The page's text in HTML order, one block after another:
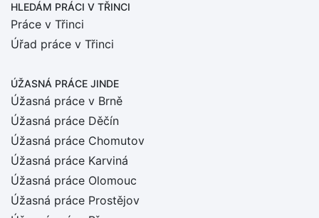
HLEDÁM PRÁCI V TŘINCI
Práce v Třinci
Úřad práce v Třinci
ÚŽASNÁ PRÁCE JINDE
Úžasná práce v Brně
Úžasná práce Děčín
Úžasná práce Chomutov
Úžasná práce Karviná
Úžasná práce Olomouc
Úžasná práce Prostějov